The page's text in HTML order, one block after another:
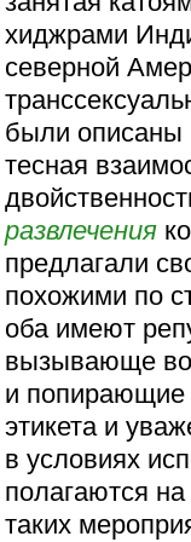
хиджрами
северной
были описаны
тесная
развлечения
предлагали
похожими по
оба имеют
вызывающе во
и попирающие
этикета и
в условиях
полагаются
таких